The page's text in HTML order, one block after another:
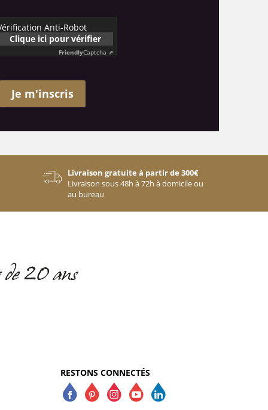
Anti-Robot
Clique ici pour vérifier
FriendlyCaptcha ⇗
Je m'inscris
Livraison gratuite à partir de 300€
Livraison sous 48h à 72h à domicile ou
au bureau
RESTONS CONNECTÉS